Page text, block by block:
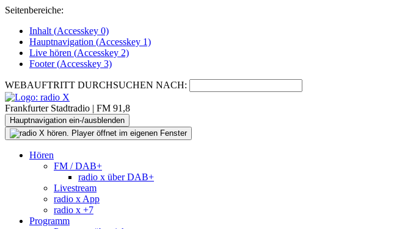
Seitenbereiche:
Inhalt (Accesskey 0)
Hauptnavigation (Accesskey 1)
Live hören (Accesskey 2)
Footer(Accesskey 3)
WEBAUFTRITT DURCHSUCHEN NACH:
Frankfurter Stadtradio | FM 91,8
Hauptnavigation ein-/ausblenden
Hören
FM / DAB+
radio x über DAB+
Livestream
radio x App
radio x +7
Programm